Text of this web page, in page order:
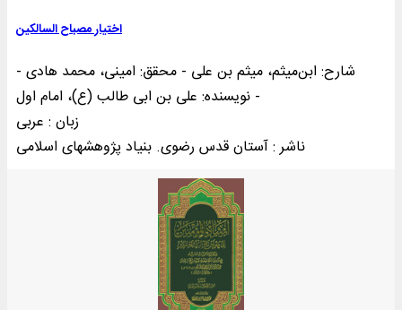
اختیار مصباح السالکین
شارح: ابن‌میثم، میثم بن علی - محقق: امینی، محمد هادی -
نویسنده: علی بن ابی طالب (ع)، امام اول -
زبان : عربی
ناشر : آستان قدس رضوی. بنياد پژوهشهای اسلامى